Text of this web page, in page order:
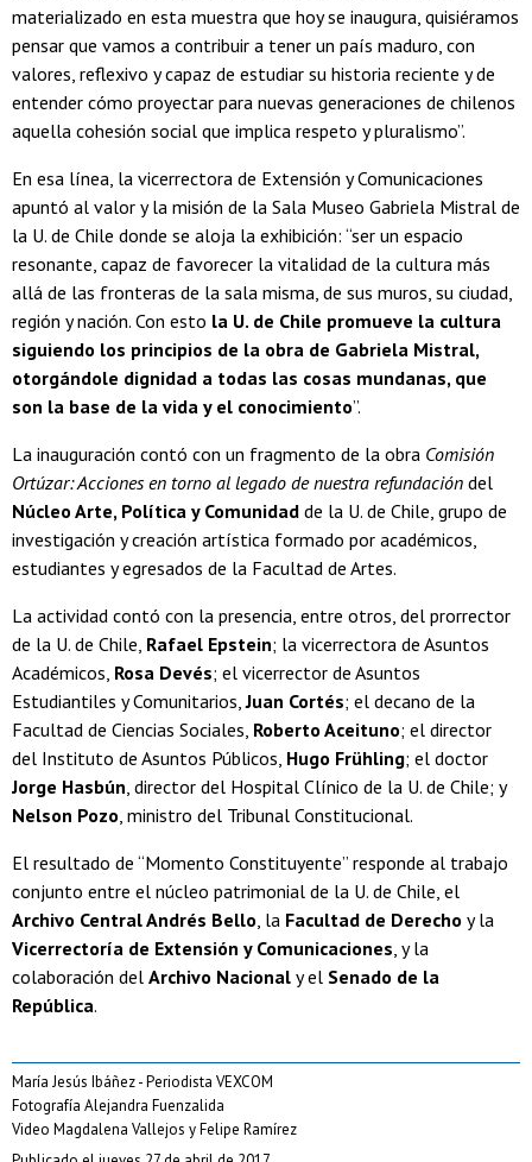
materializado en esta muestra que hoy se inaugura, quisiéramos
pensar que vamos a contribuir a tener un país maduro, con
valores, reflexivo y capaz de estudiar su historia reciente y de
entender cómo proyectar para nuevas generaciones de chilenos
aquella cohesión social que implica respeto y pluralismo”.
En esa línea, la vicerrectora de Extensión y Comunicaciones
apuntó al valor y la misión de la Sala Museo Gabriela Mistral de
la U. de Chile donde se aloja la exhibición: “ser un espacio
resonante, capaz de favorecer la vitalidad de la cultura más
allá de las fronteras de la sala misma, de sus muros, su ciudad,
región y nación. Con esto la U. de Chile promueve la cultura
siguiendo los principios de la obra de Gabriela Mistral,
otorgándole dignidad a todas las cosas mundanas, que
son la base de la vida y el conocimiento”.
La inauguración contó con un fragmento de la obra Comisión
Ortúzar: Acciones en torno al legado de nuestra refundación del
Núcleo Arte, Política y Comunidad de la U. de Chile, grupo de
investigación y creación artística formado por académicos,
estudiantes y egresados de la Facultad de Artes.
La actividad contó con la presencia, entre otros, del prorrector
de la U. de Chile, Rafael Epstein; la vicerrectora de Asuntos
Académicos, Rosa Devés; el vicerrector de Asuntos
Estudiantiles y Comunitarios,Juan Cortés; el decano de la
Facultad de Ciencias Sociales, Roberto Aceituno; el director
del Instituto de Asuntos Públicos, Hugo Frühling; el doctor
Jorge Hasbún, director del Hospital Clínico de la U. de Chile; y
Nelson Pozo, ministro del Tribunal Constitucional.
El resultado de “Momento Constituyente” responde al trabajo
conjunto entre el núcleo patrimonial de la U. de Chile, el
Archivo Central Andrés Bello, la Facultad de Derecho y la
Vicerrectoría de Extensión y Comunicaciones, y la
colaboración del Archivo Nacional y el Senado de la
República.
María Jesús Ibáñez - Periodista VEXCOM
Fotografía Alejandra Fuenzalida
Video Magdalena Vallejos y Felipe Ramírez